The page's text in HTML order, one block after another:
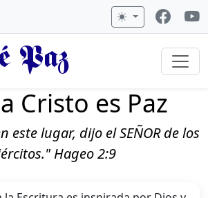
Paz
Cristo es Paz
este lugar, dijo el SEÑOR de los
Hageo 2:9